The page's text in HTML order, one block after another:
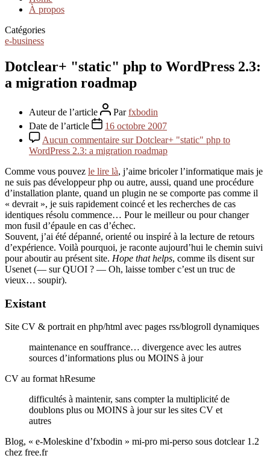
À propos
Catégories
e-business
Dotclear+ "static" php to WordPress 2.3:
a migration roadmap
Auteur de l’article Parfxbodin
Date de l’article
16 octobre 2007
Aucun commentaire sur Dotclear+ "static" php to
WordPress 2.3: a migration roadmap
Comme vous pouvez le lire là, j’aime bricoler l’informatique mais je
ne suis pas développeur php ou autre, aussi, quand une procédure
d’installation plante, quand un plugin ne se comporte pas comme il
« devrait », je suis rapidement coincé et les recherches de cas
identiques résolu commence… Pour le meilleur ou pour changer
mon fusil d’épaule en cas d’échec.
Souvent, j’ai été dépanné, orienté ou inspiré à la lecture de retours
d’expérience. Voilà pourquoi, je raconte aujourd’hui le chemin suivi
pour aboutir au présent site. Hope that helps, comme ils disent sur
Usenet (— sur QUOI ? — Oh, laisse tomber c’est un truc de
vieux… soupir).
Existant
Site CV & portrait en php/html avec pages rss/blogroll dynamiques
maintenance en souffrance… divergence avec les autres
sources d’informations plus ou MOINS à jour
CV au format hResume
difficultés à maintenir, sans compter la multiplicité de
doublons plus ou MOINS à jour sur les sites CV et
autres
Blog, « e-Moleskine d’fxbodin » mi-pro mi-perso sous dotclear 1.2
chez free.fr